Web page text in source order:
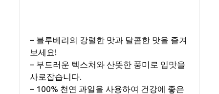
– 블루베리의 강렬한 맛과 달콤한 맛을 즐겨
보세요!
– 부드러운 텍스처와 산뜻한 풍미로 입맛을
사로잡습니다.
– 100% 천연 과일을 사용하여 건강에 좋은